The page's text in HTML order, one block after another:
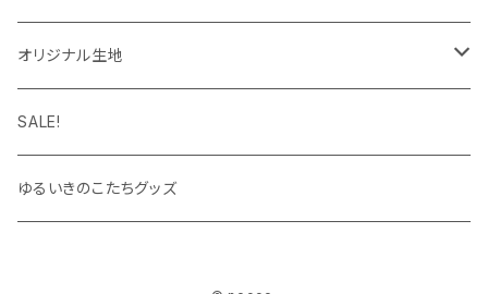
パーカー
キャップ・ハット
キッズサイズ
キーホルダー
ハンカチ
カップ＆ソーサー
ブローチ
オリジナル生地
オックスフォード
シーチング
SALE!
ゆるいきのこたちグッズ